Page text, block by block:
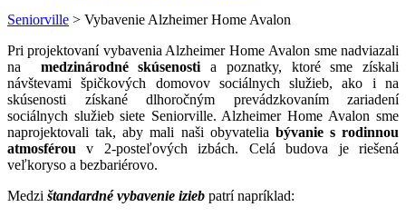
Seniorville > Vybavenie Alzheimer Home Avalon
Pri projektovaní vybavenia Alzheimer Home Avalon sme nadviazali
na
medzinárodné skúsenosti a poznatky, ktoré sme získali
návštevami špičkových domovov sociálnych služieb, ako i na
skúsenosti získané dlhoročným prevádzkovaním zariadení
sociálnych služieb siete Seniorville. Alzheimer Home Avalon sme
naprojektovali tak, aby mali naši obyvatelia bývanie s rodinnou
atmosférou v 2-posteľových izbách. Celá budova je riešená
veľkoryso a bezbariérovo.
Medzi štandardné vybavenie izieb patrí napríklad: